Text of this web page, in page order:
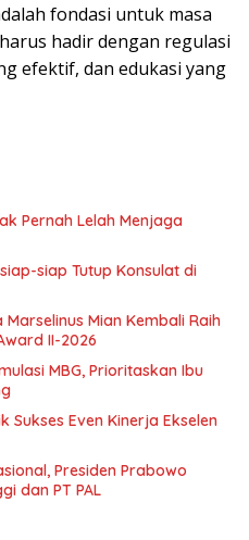
fondasi untuk masa
hadir dengan regulasi
efektif, dan edukasi yang
Pernah Lelah Menjaga
siap Tutup Konsulat di
Mian Kembali Raih
II-2026
MBG, Prioritaskan Ibu
Sukses Even Kinerja Ekselen
Presiden Prabowo
dan PT PAL